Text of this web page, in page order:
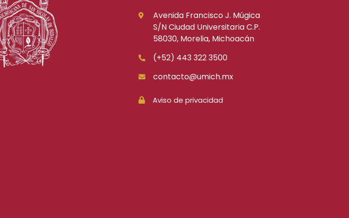
Avenida Francisco J. Múgica
S/N Ciudad Universitaria C.P.
58030, Morelia, Michoacán
(+52) 443 322 3500
contacto@umich.mx
Aviso de privacidad